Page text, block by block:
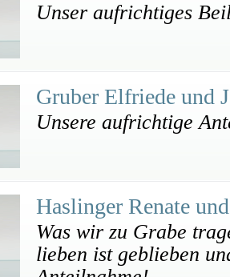
Unser aufrichtiges
Gruber Elfriede und
Unsere aufrichtige
Haslinger Renate
Was wir zu Grabe
lieben ist geblieben